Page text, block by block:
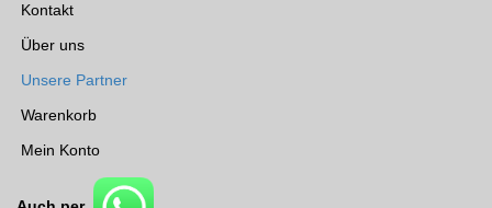
Kontakt
Über uns
Unsere Partner
Warenkorb
Mein Konto